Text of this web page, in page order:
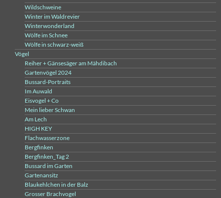
Wildschweine
Winter im Waldrevier
Winterwonderland
Wölfe im Schnee
Wölfe in schwarz-weiß
Vögel
Reiher + Gänsesäger am Mähdibach
Gartenvögel 2024
Bussard-Portraits
Im Auwald
Eisvogel + Co
Mein lieber Schwan
Am Lech
HIGH KEY
Flachwasserzone
Bergfinken
Bergfinken_Tag 2
Bussard im Garten
Gartenansitz
Blaukehlchen in der Balz
Grosser Brachvogel